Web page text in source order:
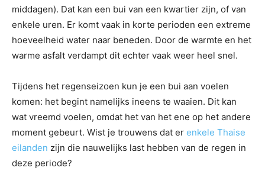
middagen). Dat kan een bui van een kwartier zijn, of van
enkele uren. Er komt vaak in korte perioden een extreme
hoeveelheid water naar beneden. Door de warmte en het
warme asfalt verdampt dit echter vaak weer heel snel.
Tijdens het regenseizoen kun je een bui aan voelen
komen: het begint namelijks ineens te waaien. Dit kan
wat vreemd voelen, omdat het van het ene op het andere
moment gebeurt. Wist je trouwens dat er enkele Thaise
eilanden zijn die nauwelijks last hebben van de regen in
deze periode?